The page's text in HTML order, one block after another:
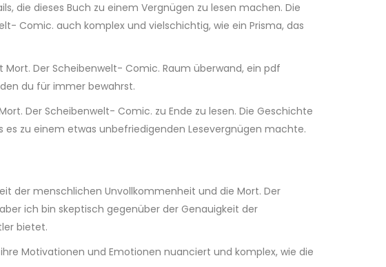
die dieses Buch zu einem Vergnügen zu lesen machen. Die
Comic. auch komplex und vielschichtig, wie ein Prisma, das
Der Scheibenwelt- Comic. Raum überwand, ein pdf
du für immer bewahrst.
Der Scheibenwelt- Comic. zu Ende zu lesen. Die Geschichte
zu einem etwas unbefriedigenden Lesevergnügen machte.
der menschlichen Unvollkommenheit und die Mort. Der
ich bin skeptisch gegenüber der Genauigkeit der
bietet.
Motivationen und Emotionen nuanciert und komplex, wie die